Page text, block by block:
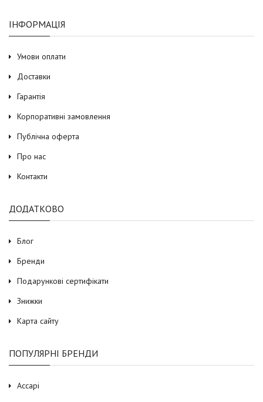
ІНФОРМАЦІЯ
Умови оплати
Доставки
Гарантія
Корпоративні замовлення
Публічна оферта
Про нас
Контакти
ДОДАТКОВО
Блог
Бренди
Подарункові сертифікати
Знижки
Карта сайту
ПОПУЛЯРНІ БРЕНДИ
Accapi